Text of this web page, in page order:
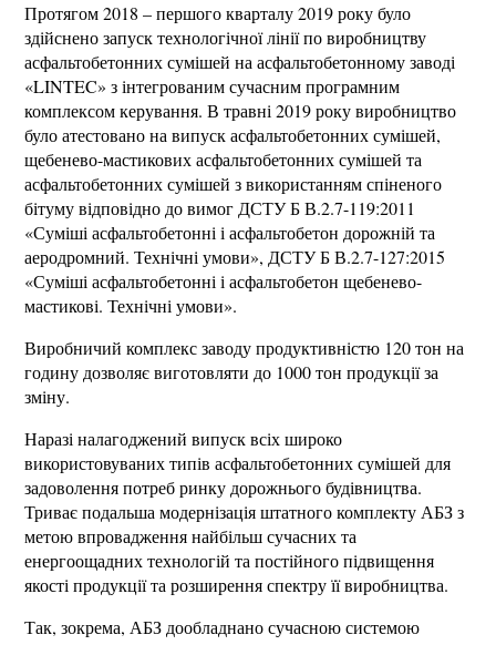
Протягом 2018 – першого кварталу 2019 року було
здійснено запуск технологічної лінії по виробництву
асфальтобетонних сумішей на асфальтобетонному заводі
«LINTEC» з інтегрованим сучасним програмним
комплексом керування. В травні 2019 року виробництво
було атестовано на випуск асфальтобетонних сумішей,
щебенево-мастикових асфальтобетонних сумішей та
асфальтобетонних сумішей з використанням спіненого
бітуму відповідно до вимог ДСТУ Б В.2.7-119:2011
«Суміші асфальтобетонні і асфальтобетон дорожній та
аеродромний. Технічні умови», ДСТУ Б В.2.7-127:2015
«Суміші асфальтобетонні і асфальтобетон щебенево-
мастикові. Технічні умови».
Виробничий комплекс заводу продуктивністю 120 тон на
годину дозволяє виготовляти до 1000 тон продукції за
зміну.
Наразі налагоджений випуск всіх широко
використовуваних типів асфальтобетонних сумішей для
задоволення потреб ринку дорожнього будівництва.
Триває подальша модернізація штатного комплекту АБЗ з
метою впровадження найбільш сучасних та
енергоощадних технологій та постійного підвищення
якості продукції та розширення спектру її виробництва.
Так, зокрема, АБЗ дообладнано сучасною системою